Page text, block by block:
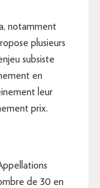
notamment
plusieurs
subsiste
en
leur
prix.
de 30 en